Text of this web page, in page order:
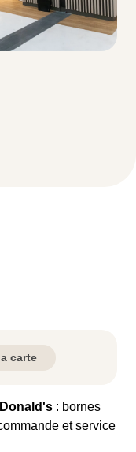
carte
: bornes
et service